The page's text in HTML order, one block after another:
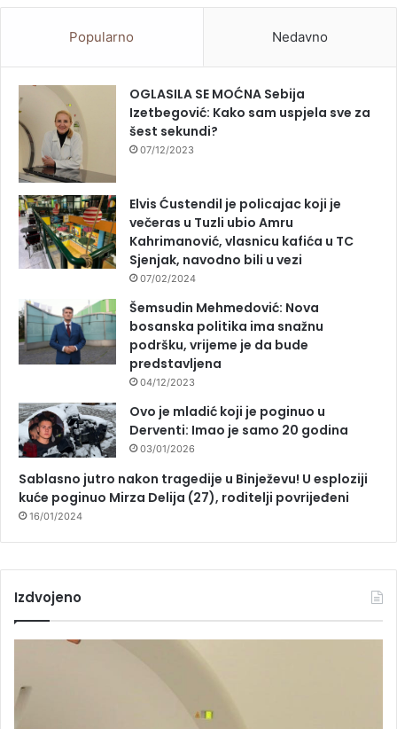
Popularno Nedavno
OGLASILA SE MOĆNA Sebija
Izetbegović: Kako sam uspjela sve za
šest sekundi?
07/12/2023
Elvis Ćustendil je policajac koji je
večeras u Tuzli ubio Amru
Kahrimanović, vlasnicu kafića u TC
Sjenjak, navodno bili u vezi
07/02/2024
Šemsudin Mehmedović: Nova
bosanska politika ima snažnu
podršku, vrijeme je da bude
predstavljena
04/12/2023
Ovo je mladić koji je poginuo u
Derventi: Imao je samo 20 godina
03/01/2026
Sablasno jutro nakon tragedije u Binježevu! U esploziji
kuće poginuo Mirza Delija (27), roditelji povrijeđeni
16/01/2024
Izdvojeno